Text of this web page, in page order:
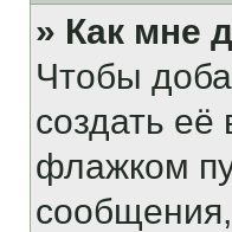
» Как мне
Чтобы
создать
флажком